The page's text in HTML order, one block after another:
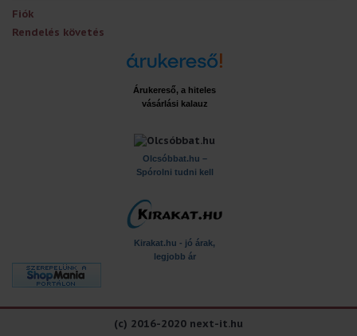
Fiók
Rendelés követés
Árukereső, a hiteles
vásárlási kalauz
Olcsóbbat.hu –
Spórolni tudni kell
Kirakat.hu - jó árak,
legjobb ár
(c) 2016-2020 next-it.hu